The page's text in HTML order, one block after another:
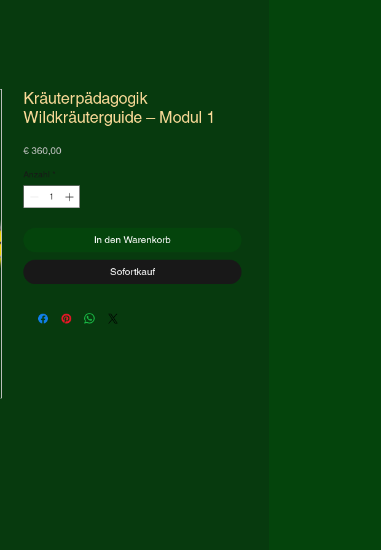
Kräuterpädagogik
Wildkräuterguide – Modul 1
€ 360,00Preis
Anzahl *
In den Warenkorb
Sofortkauf